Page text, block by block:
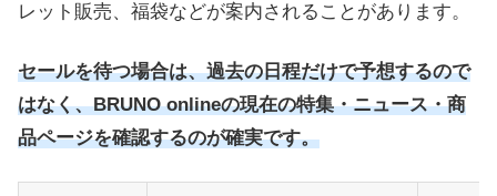
レット販売、福袋などが案内されることがあります。
セールを待つ場合は、過去の日程だけで予想するので
はなく、BRUNO onlineの現在の特集・ニュース・商
品ページを確認するのが確実です。